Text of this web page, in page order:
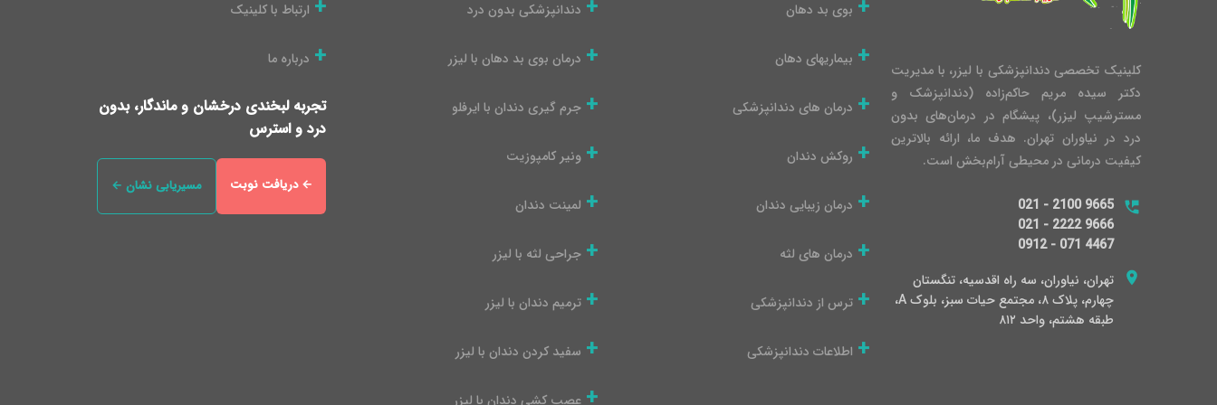
کلینیک تخصصی دندانپزشکی با لیزر، با مدیریت
دکتر سیده مریم حاکم‌زاده (دندانپزشک و
مسترشیپ لیزر)، پیشگام در درمان‌های بدون
درد در نیاوران تهران. هدف ما، ارائه بالاترین
کیفیت درمانی در محیطی آرام‌بخش است.
021 - 2100 9665
021 - 2222 9666
0912 - 071 4467
تهران، نیاوران، سه راه اقدسیه، تنگستان
چهارم، پلاک ۸، مجتمع حیات سبز، بلوک A،
طبقه هشتم، واحد ۸۱۲
بوی بد دهان
بیماریهای دهان
درمان های دندانپزشکی
روکش دندان
درمان زیبایی دندان
درمان های لثه
ترس از دندانپزشکی
اطلاعات دندانپزشکی
دندانپزشکی بدون درد
درمان بوی بد دهان با لیزر
جرم گیری دندان با ایرفلو
ونیر کامپوزیت
لمینت دندان
جراحی لثه با لیزر
ترمیم دندان با لیزر
سفید کردن دندان با لیزر
عصب کشی دندان با لیزر
ارتباط با کلینیک
درباره ما
تجربه لبخندی درخشان و ماندگار، بدون
درد و استرس
← دریافت نوبت مسیریابی نشان ←